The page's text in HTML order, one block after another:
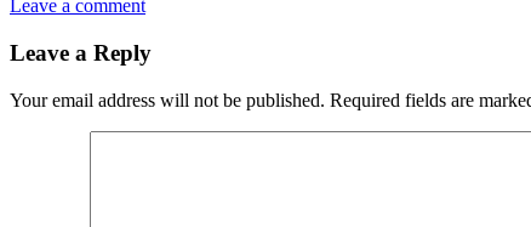
Leave a comment
Leave a Reply
Your email address will not be published. Required fields are